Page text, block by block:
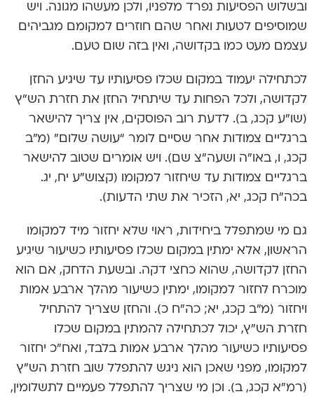
ובשלוש הפסיעות נפרד מלפניו, ולכן מעשהו מגונה. ויש
שמוסיפים לטעות ואחר שהם חוזרים למקומם מגביהים
עצמם מעט כמו בקדושה, ואין בזה שום טעם.
לכתחילה יעמוד במקום שכלו פסיעותיו עד שיגיע החזן
לקדושה, ולכל הפחות עד שיתחיל החזן את חזרת הש”ץ
(שו”ע קכג, ב). לדעת רוב הפוסקים, אין צריך להישאר
ברגליים צמודות אחר שסיים לומר “עושה שלום” (מ”ב
קכג, ו, באו”ה ושעה”צ שם). ויש אומרים שטוב להישאר
ברגליים צמודות עד שיחזור למקומו (קצוש”ע יח, יג.
בכה”ח קכג, יא, הזכיר את שתי הדעות).
גם מי שמתפלל ביחידות, ראוי שלא יחזור מיד למקומו
הראשון, אלא ימתין במקום שכלו פסיעותיו כשיעור שיגיע
החזן לקדושה, שהוא כחצי דקה. ובשעת הדחק, אם הוא
מוכרח לחזור למקומו, ימתין כשיעור מהלך ארבע אמות
ויחזור (מ”ב קכג, יא; כה”ח כ). והחזן שצריך להתחיל
חזרת הש”ץ, יכול לכתחילה להמתין במקום שכלו
פסיעותיו כשיעור מהלך ארבע אמות בלבד, ואח”כ יחזור
למקומו, מפני שאכן הוא ניגש להתפלל שוב חזרת הש”ץ
(רמ”א קכג, ב). וכן מי שצריך להתפלל פעמיים לתשלומין,